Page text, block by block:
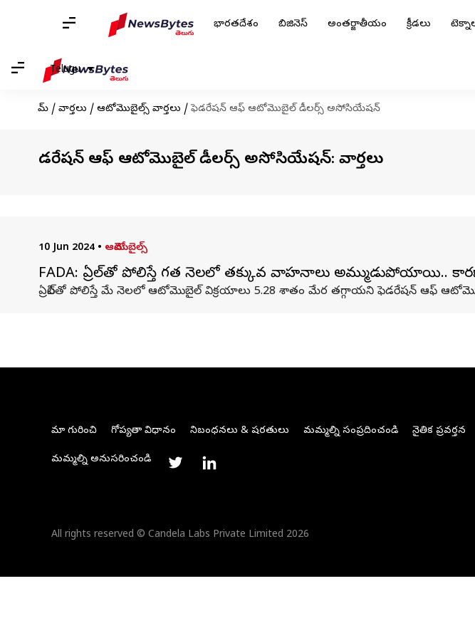
భారతదేశం బిజినెస్ అంతర్జాతీయం క్రీడలు
Telugu
హోమ్ / వార్తలు / ఆటోమొబైల్స్ వార్తలు / ఫెడరేషన్ ఆఫ్ ఆటోమొబైల్ డీలర్స్ అసోసియేషన్
ఫెడరేషన్ ఆఫ్ ఆటోమొబైల్ డీలర్స్ అసోసియేషన్: వార్తలు
10 Jun 2024 • ఆటోమొబైల్స్
FADA: ఏప్రిల్‌తో పోలిస్తే గత నెలలో తక్కువ వాహనాలు అమ్ముడుపోయాయి..
ఏప్రిల్‌తో పోలిస్తే మే నెలలో ఆటోమొబైల్ విక్రయాలు 5.28 శాతం మేర తగ్గాయని ఫెడరేషన్ ఆఫ్
మా గురించి గోప్యతా విధానం నిబంధనలు & షరతులు మమ్మల్ని సంప్రదించండి నైతిక ప్రవర్తన
మమ్మల్ని అనుసరించండి
All rights reserved © Candela Labs Private Limited 2026